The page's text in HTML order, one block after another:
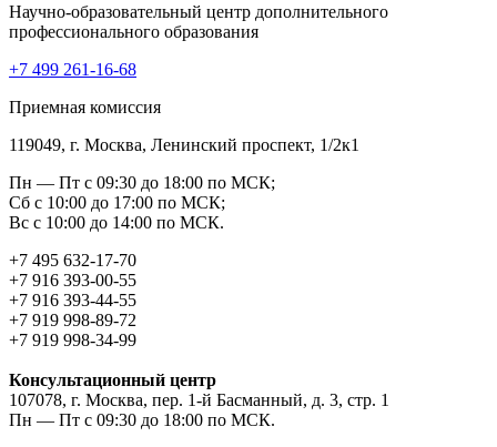
Научно-образовательный центр дополнительного
профессионального образования
+7 499 261-16-68
Приемная комиссия
119049, г. Москва, Ленинский проспект, 1/2к1
Пн — Пт с 09:30 до 18:00 по МСК;
Сб с 10:00 до 17:00 по МСК;
Вс с 10:00 до 14:00 по МСК.
+7 495 632-17-70
+7 916 393-00-55
+7 916 393-44-55
+7 919 998-89-72
+7 919 998-34-99
Консультационный центр
107078, г. Москва, пер. 1-й Басманный, д. 3, стр. 1
Пн — Пт с 09:30 до 18:00 по МСК.